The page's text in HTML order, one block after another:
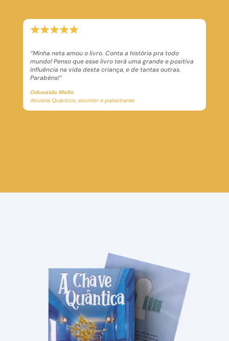
“Minha neta amou o livro. Conta a história pra todo
mundo! Penso que esse livro terá uma grande e positiva
influência na vida desta criança, e de tantas outras.
Parabéns!”
Oduvaldo Mello
Ativista Quântico, escritor e palestrante